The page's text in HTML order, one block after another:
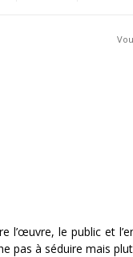
l’œuvre, le public et
pas à séduire mais